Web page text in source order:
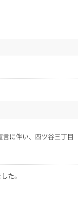
に伴い、四ツ谷三丁目
た。